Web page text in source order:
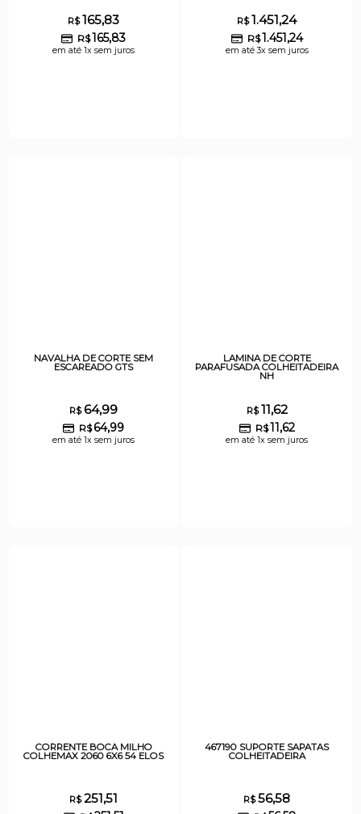
R$165,83
R$165,83
em até 1x sem juros
R$1.451,24
R$1.451,24
em até 3x sem juros
NAVALHA DE CORTE SEM
ESCAREADO GTS
R$64,99
R$64,99
em até 1x sem juros
LAMINA DE CORTE
PARAFUSADA COLHEITADEIRA
NH
R$11,62
R$11,62
em até 1x sem juros
CORRENTE BOCA MILHO
COLHEMAX 2060 6X6 54 ELOS
R$251,51
467190 SUPORTE SAPATAS
COLHEITADEIRA
R$56,58